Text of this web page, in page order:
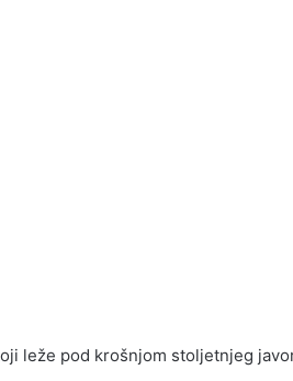
leže pod krošnjom stoljetnjeg